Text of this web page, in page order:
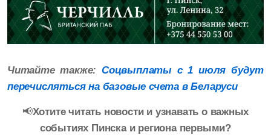
Читайте также: Соцвыплаты с 1 июля будут
перечисляться на базовые счета в Беларуси
📢Хотите читать новости и узнавать о важных
событиях Пинска и региона первыми?